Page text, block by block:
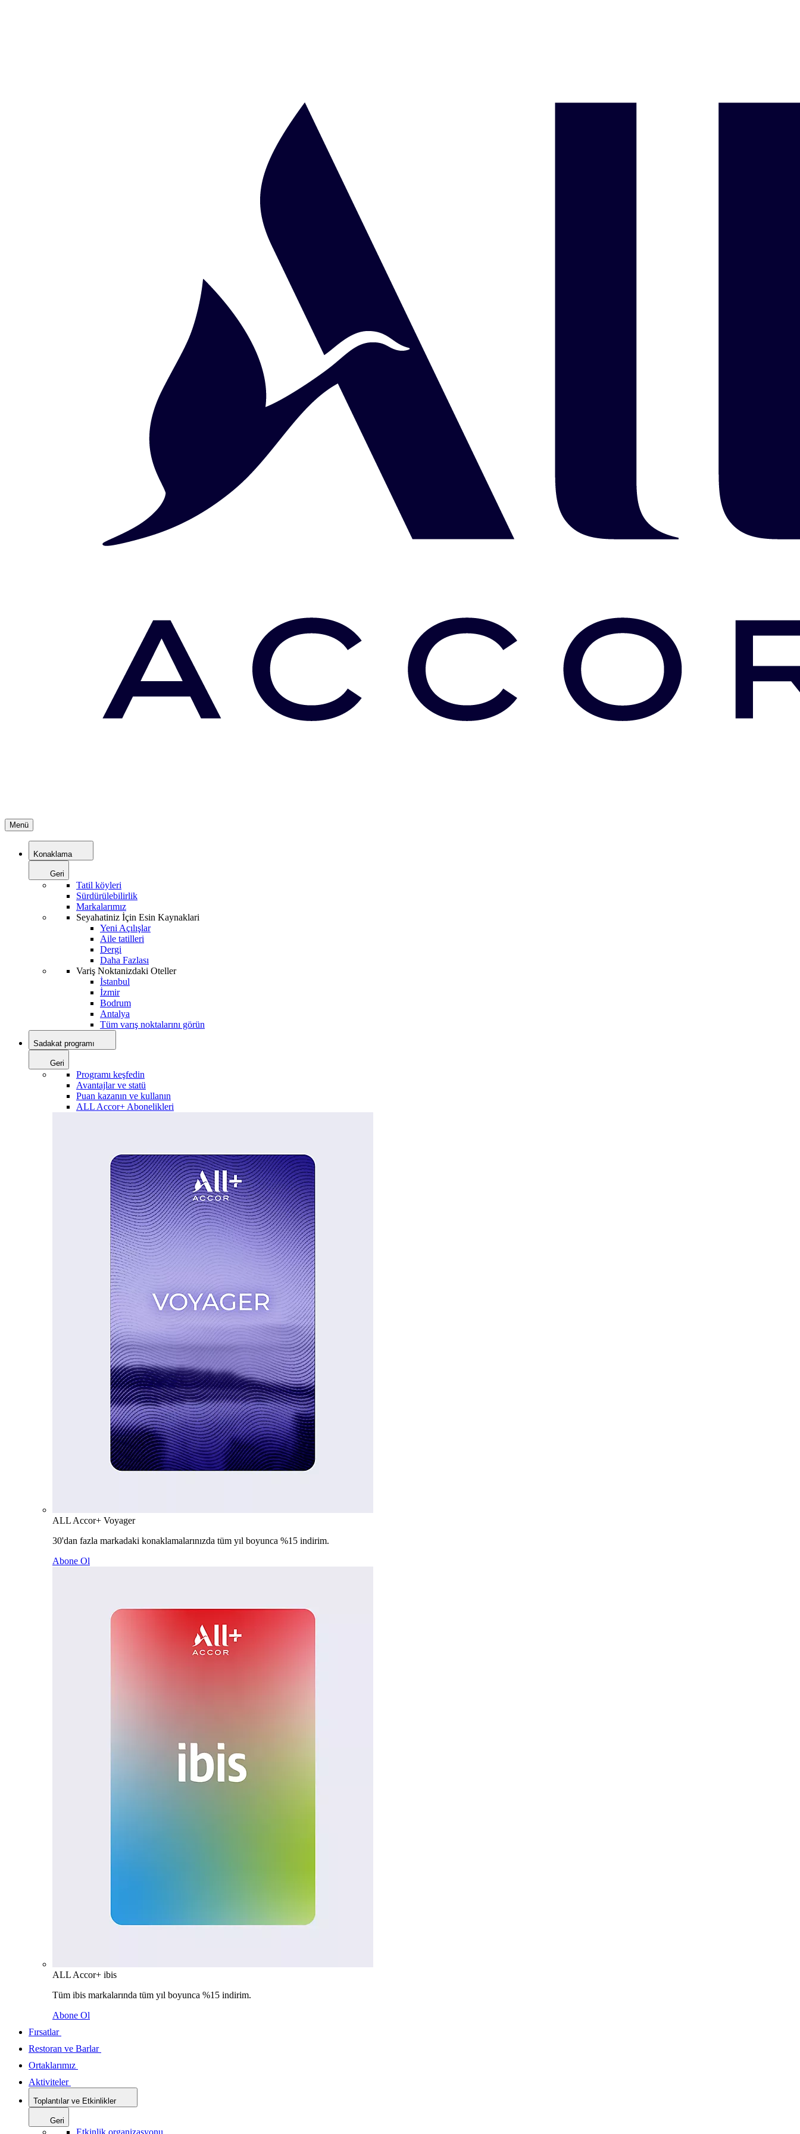
Menü
Konaklama
Geri
Tatil köyleri
Sürdürülebilirlik
Markalarımız
Seyahatiniz İçin Esin Kaynaklari
Yeni Açılışlar
Aile tatilleri
Dergi
Daha Fazlası
Variş Noktanizdaki Oteller
İstanbul
İzmir
Bodrum
Antalya
Tüm varış noktalarını görün
Sadakat programı
Geri
Programı keşfedin
Avantajlar ve statü
Puan kazanın ve kullanın
ALL Accor+ Abonelikleri
ALL Accor+ Voyager
30'dan fazla markadaki konaklamalarınızda tüm yıl boyunca %15 indirim.
Abone Ol
ALL Accor+ ibis
Tüm ibis markalarında tüm yıl boyunca %15 indirim.
Abone Ol
Fırsatlar
Restoran ve Barlar
Ortaklarımız
Aktiviteler
Toplantılar ve Etkinlikler
Geri
Etkinlik organizasyonu